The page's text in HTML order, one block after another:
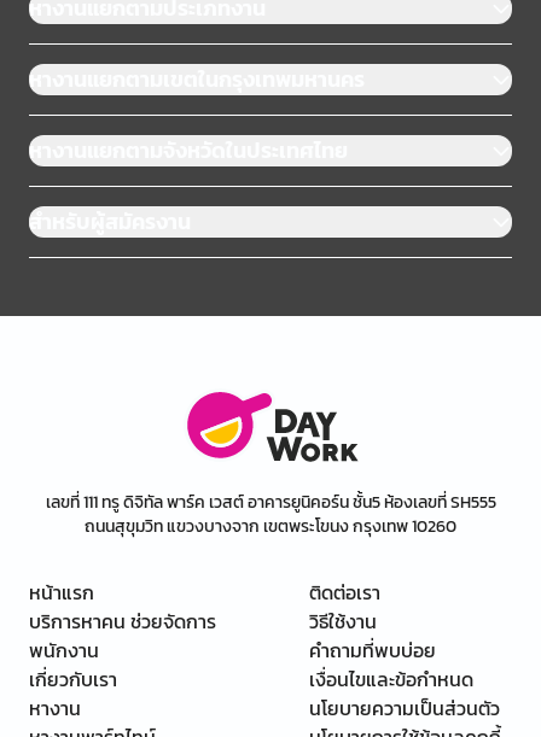
หางานแยกตามประเภทงาน
หางานแยกตามเขตในกรุงเทพมหานคร
หางานแยกตามจังหวัดในประเทศไทย
สำหรับผู้สมัครงาน
เลขที่ 111 ทรู ดิจิทัล พาร์ค เวสต์ อาคารยูนิคอร์น ชั้น5 ห้องเลขที่ SH555
ถนนสุขุมวิท แขวงบางจาก เขตพระโขนง กรุงเทพ 10260
หน้าแรก
บริการหาคน ช่วยจัดการ
พนักงาน
เกี่ยวกับเรา
หางาน
ติดต่อเรา
วิธีใช้งาน
คำถามที่พบบ่อย
เงื่อนไขและข้อกำหนด
นโยบายความเป็นส่วนตัว